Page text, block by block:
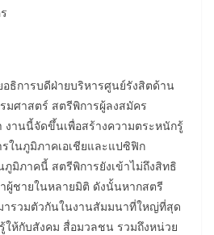
ธิการบดีฝ่ายบริหารศูนย์รังสิตด้าน
มศาสตร์ สตรีพิการผู้ลงสมัคร
านนี้จัดขึ้นเพื่อสร้างความตระหนักรู้
รในภูมิภาคเอเชียและแปซิฟิก
ภูมิภาคนี้ สตรีพิการยังเข้าไม่ถึงสิทธิ
ผู้ชายในหลายมิติ ดังนั้นหากสตรี
ารวมตัวกันในงานสัมมนาที่ใหญ่ที่สุด
ให้กับสังคม สื่อมวลชน รวมถึงหน่วย